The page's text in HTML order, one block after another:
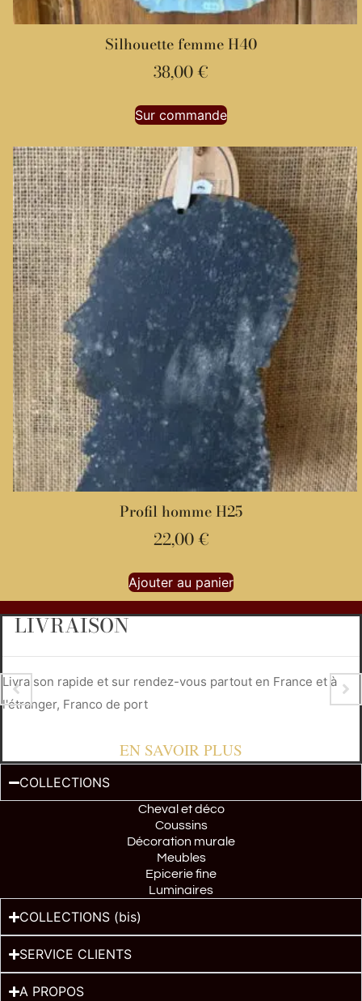
Silhouette femme H40
38,00€
Sur commande
Profil homme H25
22,00€
Ajouter au panier
LIVRAISON
Livraison rapide et sur rendez-vous partout en France et à
l'étranger, Franco de port
EN SAVOIR PLUS
COLLECTIONS
Cheval et déco
Coussins
Décoration murale
Meubles
Epicerie fine
Luminaires
COLLECTIONS (bis)
SERVICE CLIENTS
A PROPOS